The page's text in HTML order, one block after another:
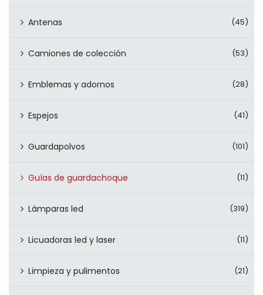
Antenas (45)
Camiones de colección (53)
Emblemas y adornos (28)
Espejos (41)
Guardapolvos (101)
Guías de guardachoque (11)
Lámparas led (319)
Licuadoras led y laser (11)
Limpieza y pulimentos (21)